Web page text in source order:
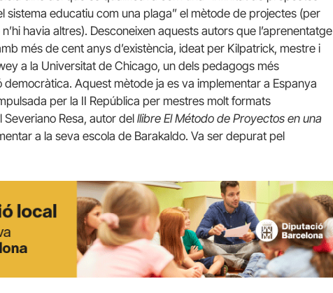
sistema educatiu com una plaga” el mètode de projectes (per
havia altres). Desconeixen aquests autors que l’aprenentatge
més de cent anys d’existència, ideat per Kilpatrick, mestre i
a la Universitat de Chicago, un dels pedagogs més
Aquest mètode ja es va implementar a Espanya
per la II República per mestres molt formats
Resa, autor delllibre El Método de Proyectos en una
a la seva escola de Barakaldo. Va ser depurat pel